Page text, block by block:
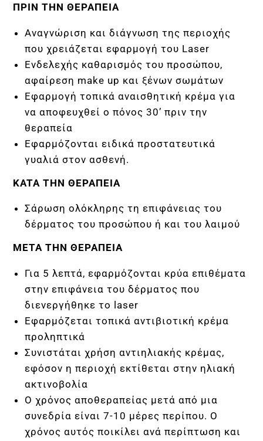
Η
Φ
Λ
Υ
Π
Η
Ρ
Σ
ΠΡΙΝ ΤΗΝ ΘΕΡΑΠΕΙΑ
Αναγνώριση και διάγνωση της περιοχής
που χρειάζεται εφαρμογή του Laser
Ενδελεχής καθαρισμός του προσώπου,
αφαίρεση make up και ξένων σωμάτων
Εφαρμογή τοπικά αναισθητική κρέμα για
να αποφευχθεί ο πόνος 30’ πριν την
θεραπεία
Εφαρμόζονται ειδικά προστατευτικά
γυαλιά στον ασθενή.
KATA ΤΗΝ ΘΕΡΑΠΕΙΑ
Σάρωση ολόκληρης τη επιφάνειας του
δέρματος του προσώπου ή και του λαιμού
META ΤΗΝ ΘΕΡΑΠΕΙΑ
Για 5 λεπτά, εφαρμόζονται κρύα επιθέματα
στην επιφάνεια του δέρματος που
διενεργήθηκε το laser
Εφαρμόζεται τοπικά αντιβιοτική κρέμα
προληπτικά
Συνιστάται χρήση αντιηλιακής κρέμας,
εφόσον η περιοχή εκτίθεται στην ηλιακή
ακτινοβολία
Ο χρόνος αποθεραπείας μετά από μια
συνεδρία είναι 7-10 μέρες περίπου. Ο
χρόνος αυτός ποικίλει ανά περίπτωση και